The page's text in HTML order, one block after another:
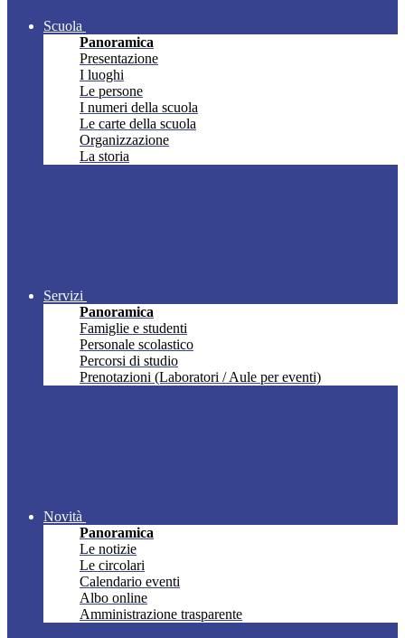
Scuola
Panoramica
Presentazione
I luoghi
Le persone
I numeri della scuola
Le carte della scuola
Organizzazione
La storia
Servizi
Panoramica
Famiglie e studenti
Personale scolastico
Percorsi di studio
Prenotazioni (Laboratori / Aule per eventi)
Novità
Panoramica
Le notizie
Le circolari
Calendario eventi
Albo online
Amministrazione trasparente